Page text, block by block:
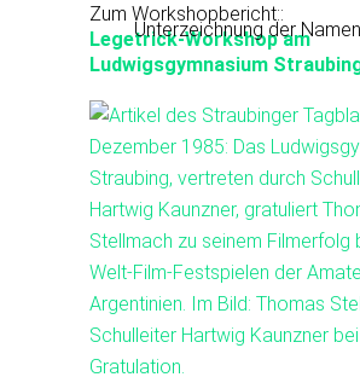
Zum Workshopbericht::
Legetrick-Workshop am
Ludwigsgymnasium
Unterzeichnung der